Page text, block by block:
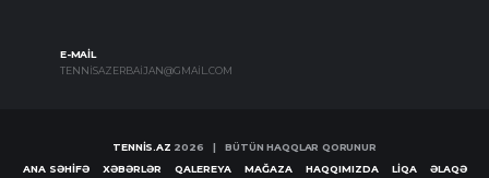
E-MAIL
TENNISAZERBAIJAN@GMAIL.COM
TENNIS.AZ 2026 | BÜTÜN HAQQLAR QORUNUR
ANA SƏHIFƏ
XƏBƏRLƏR QALEREYA MAĞAZA HAQQIMIZDA LIQA ƏLAQƏ